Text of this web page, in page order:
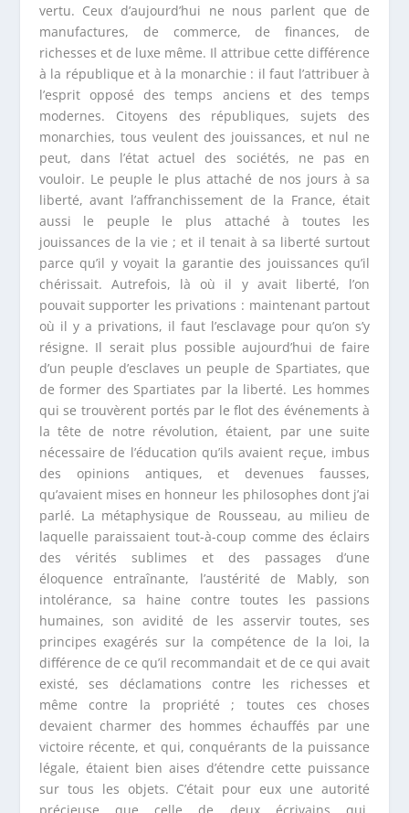
vertu. Ceux d’aujourd’hui ne nous parlent que de
manufactures, de commerce, de finances, de
richesses et de luxe même. Il attribue cette différence
à la république et à la monarchie : il faut l’attribuer à
l’esprit opposé des temps anciens et des temps
modernes. Citoyens des républiques, sujets des
monarchies, tous veulent des jouissances, et nul ne
peut, dans l’état actuel des sociétés, ne pas en
vouloir. Le peuple le plus attaché de nos jours à sa
liberté, avant l’affranchissement de la France, était
aussi le peuple le plus attaché à toutes les
jouissances de la vie ; et il tenait à sa liberté surtout
parce qu’il y voyait la garantie des jouissances qu’il
chérissait. Autrefois, là où il y avait liberté, l’on
pouvait supporter les privations : maintenant partout
où il y a privations, il faut l’esclavage pour qu’on s’y
résigne. Il serait plus possible aujourd’hui de faire
d’un peuple d’esclaves un peuple de Spartiates, que
de former des Spartiates par la liberté. Les hommes
qui se trouvèrent portés par le flot des événements à
la tête de notre révolution, étaient, par une suite
nécessaire de l’éducation qu’ils avaient reçue, imbus
des opinions antiques, et devenues fausses,
qu’avaient mises en honneur les philosophes dont j’ai
parlé. La métaphysique de Rousseau, au milieu de
laquelle paraissaient tout-à-coup comme des éclairs
des vérités sublimes et des passages d’une
éloquence entraînante, l’austérité de Mably, son
intolérance, sa haine contre toutes les passions
humaines, son avidité de les asservir toutes, ses
principes exagérés sur la compétence de la loi, la
différence de ce qu’il recommandait et de ce qui avait
existé, ses déclamations contre les richesses et
même contre la propriété ; toutes ces choses
devaient charmer des hommes échauffés par une
victoire récente, et qui, conquérants de la puissance
légale, étaient bien aises d’étendre cette puissance
sur tous les objets. C’était pour eux une autorité